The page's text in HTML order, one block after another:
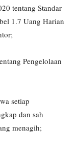
tentang Standar
1.7 Uang Harian
Pengelolaan
setiap
dan sah
menagih;